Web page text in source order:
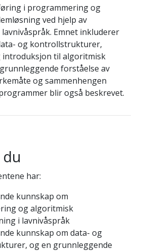
i programmering og
ved hjelp av
Emnet inkluderer
og kontrollstrukturer,
til algoritmisk
forståelse av
og sammenhengen
blir også beskrevet.
har:
kunnskap om
og algoritmisk
i lavnivåspråk
kunnskap om data- og
og en grunnleggende